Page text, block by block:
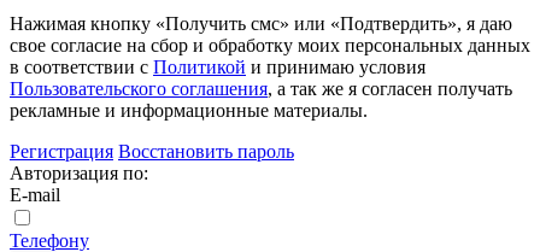
Нажимая кнопку «Получить смс» или «Подтвердить», я даю
свое согласие на сбор и обработку моих персональных данных
в соответствии с Политикой и принимаю условия
Пользовательского соглашения, а так же я согласен получать
рекламные и информационные материалы.
Регистрация Восстановить пароль
Авторизация по:
E-mail
Телефону